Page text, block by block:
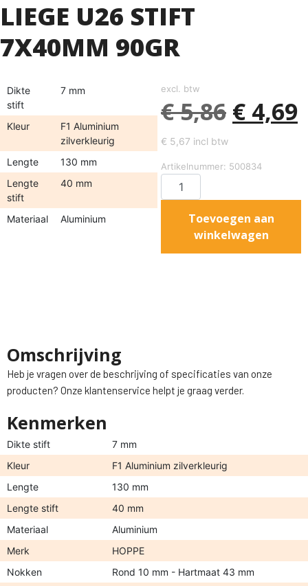
LIEGE U26 STIFT
7X40MM 90GR
Dikte
stift
7 mm
Kleur
F1 Aluminium
zilverkleurig
Lengte
130 mm
Lengte
stift
40 mm
Materiaal Aluminium
excl. btw
€5,86 € 4,69
€ 5,67 incl btw
Artikelnummer: 500834
Toevoegen aan
winkelwagen
Omschrijving
Heb je vragen over de beschrijving of specificaties van onze
producten? Onze klantenservice helpt je graag verder.
Kenmerken
Dikte stift
7 mm
Kleur
F1 Aluminium zilverkleurig
Lengte
130 mm
Lengte stift
40 mm
Materiaal
Aluminium
Merk
HOPPE
Nokken
Rond 10 mm - Hartmaat 43 mm